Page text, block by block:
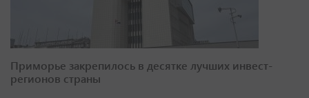
Приморье закрепилось в десятке лучших инвест-
регионов страны